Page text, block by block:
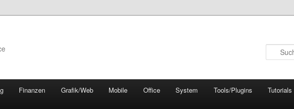
Finanzen Grafik/Web Mobile Office System Tools/Plugins Tutorials